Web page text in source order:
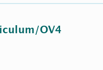
OV4